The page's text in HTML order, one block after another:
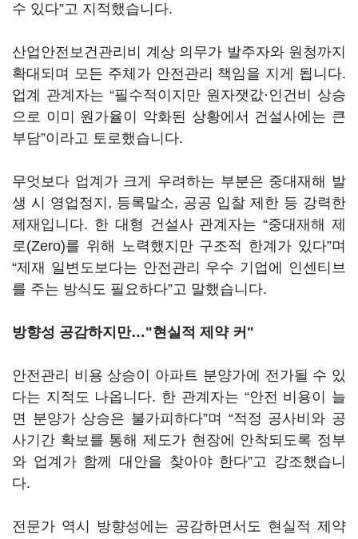
수 있다”고 지적했습니다.
산업안전보건관리비 계상 의무가 발주자와 원청까지
확대되며 모든 주체가 안전관리 책임을 지게 됩니다.
업계 관계자는 “필수적이지만 원자잿값·인건비 상승
으로 이미 원가율이 악화된 상황에서 건설사에는 큰
부담”이라고 토로했습니다.
무엇보다 업계가 크게 우려하는 부분은 중대재해 발
생 시 영업정지, 등록말소, 공공 입찰 제한 등 강력한
제재입니다. 한 대형 건설사 관계자는 “중대재해 제
로(Zero)를 위해 노력했지만 구조적 한계가 있다”며
“제재 일변도보다는 안전관리 우수 기업에 인센티브
를 주는 방식도 필요하다”고 말했습니다.
방향성 공감하지만…"현실적 제약 커"
안전관리 비용 상승이 아파트 분양가에 전가될 수 있
다는 지적도 나옵니다. 한 관계자는 “안전 비용이 늘
면 분양가 상승은 불가피하다”며 “적정 공사비와 공
사기간 확보를 통해 제도가 현장에 안착되도록 정부
와 업계가 함께 대안을 찾아야 한다”고 강조했습니
다.
전문가 역시 방향성에는 공감하면서도 현실적 제약